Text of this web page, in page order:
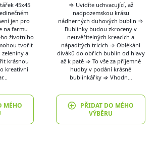
45x45
jen pro
na farmu
životního
tvořit
a
krásnou
kreativní
MÉHO
⇒ Uvidíte uchvacující, až
nadpozemskou krásu
nádherných duhových bublin ⇒
Bublinky budou zkroceny v
neuvěřitelných kreacích a
nápaditých tricích ⇒ Oblékání
diváků do obřích bublin od hlavy
až k patě ⇒ To vše za příjemné
hudby v podání krásné
bublinkářky ⇒ Vhodn…
PŘIDAT DO MÉHO
VÝBĚRU